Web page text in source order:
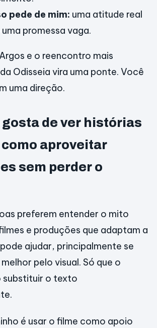
pede de mim: uma atitude real
promessa vaga.
e o reencontro mais
Odisseia vira uma ponte. Você
uma direção.
gosta de ver histórias
aproveitar
sem perder o
preferem entender o mito
e produções que adaptam a
ajudar, principalmente se
pelo visual. Só que o
substituir o texto
é usar o filme como apoio